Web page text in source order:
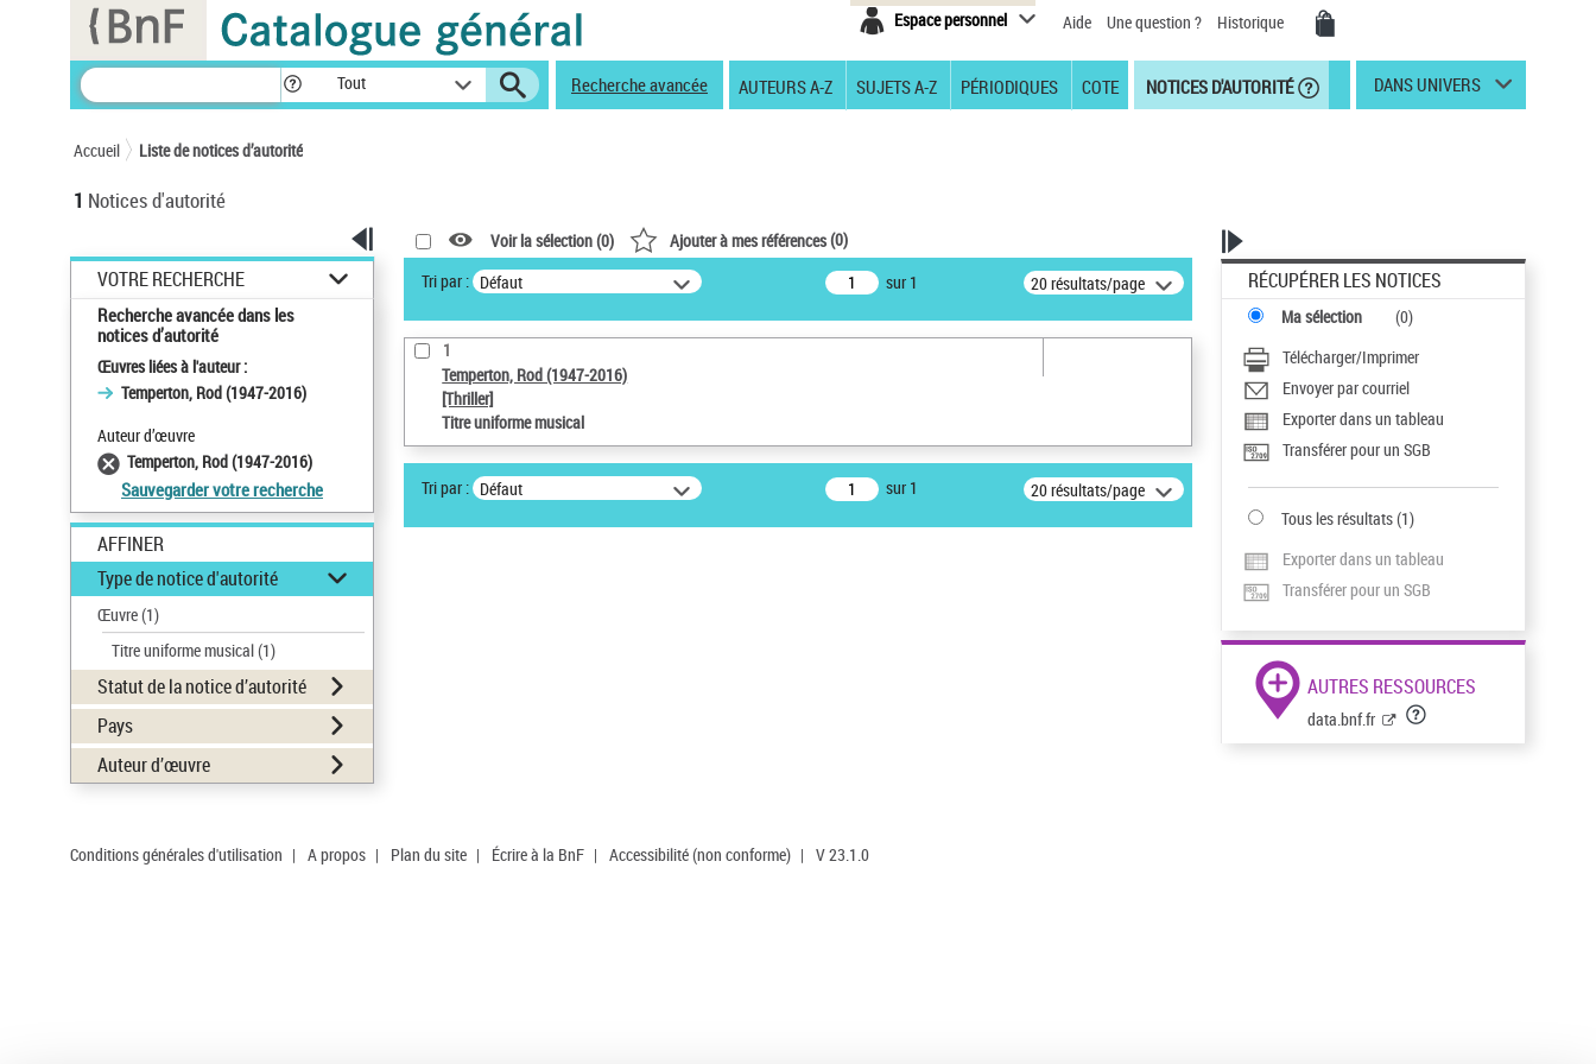
Espace personnel Aide Une question ? Historique
Tout Recherche avancée AUTEURS A-Z SUJETS A-Z PÉRIODIQUES COTE NOTICES D'AUTORITÉ DANS UNIVERS
Accueil Liste de notices d’autorité
1 Notices d'autorité
VOTRE RECHERCHE
Recherche avancée dans les
notices d’autorité
Œuvres liées à l'auteur :
Temperton, Rod (1947-2016)
Auteur d’œuvre
Temperton, Rod (1947-2016)
Sauvegarder votre recherche
AFFINER
Type de notice d'autorité
Œuvre(1)
Titre uniforme musical(1)
Statut de la notice d’autorité
Pays
Auteur d’œuvre
Voir la sélection (0) Ajouter à mes références(0)
Tri par : Défaut sur 1 20 résultats/page
1
Temperton, Rod (1947-2016)
[Thriller]
Titre uniforme musical
Tri par : Défaut sur 1 20 résultats/page
RÉCUPÉRER LES NOTICES
Ma sélection (0)
Télécharger/Imprimer
Envoyer par courriel
Exporter dans un tableau
Transférer pour un SGB
Tous les résultats(1)
Exporter dans un tableau
Transférer pour un SGB
AUTRES RESSOURCES
data.bnf.fr
Conditions générales d'utilisation | A propos | Plan du site | Écrire à la BnF | Accessibilité (non conforme) | V 23.1.0
Panneau de gestion des cookies